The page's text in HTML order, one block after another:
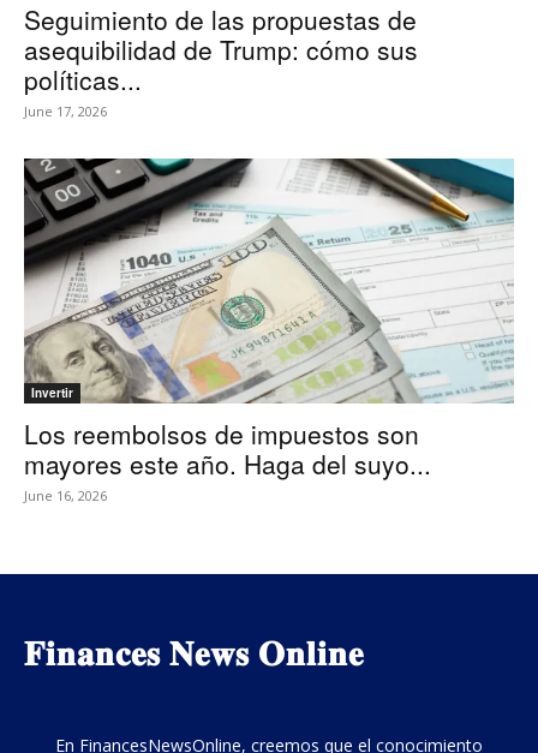
Seguimiento de las propuestas de
asequibilidad de Trump: cómo sus
políticas...
June 17, 2026
Invertir
Los reembolsos de impuestos son
mayores este año. Haga del suyo...
June 16, 2026
𝐅𝐢𝐧𝐚𝐧𝐜𝐞𝐬 𝐍𝐞𝐰𝐬 𝐎𝐧𝐥𝐢𝐧𝐞
En FinancesNewsOnline, creemos que el conocimiento